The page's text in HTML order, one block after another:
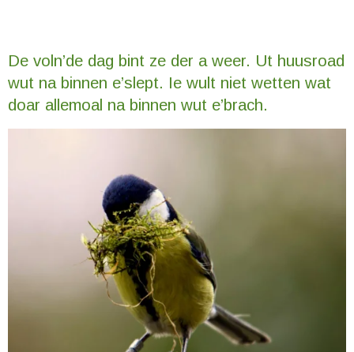
De voln’de dag bint ze der a weer. Ut huusroad
wut na binnen e’slept. Ie wult niet wetten wat
doar allemoal na binnen wut e’brach.